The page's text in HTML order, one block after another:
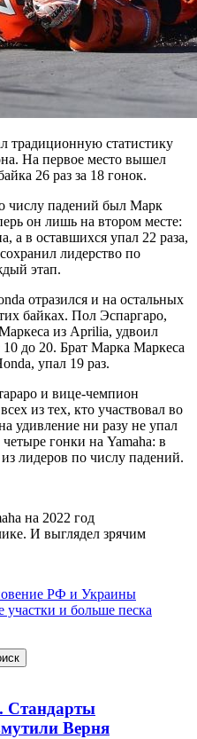
традиционную статистику
На первое место вышел
26 раз за 18 гонок.
числу падений был Марк
он лишь на втором месте:
а в оставшихся упал 22 раза,
лидерство по
этап.
отразился и на остальных
байках. Пол Эспаргаро,
из Aprilia, удвоил
10 до 20. Брат Марка Маркеса
упал 19 раз.
и вице-чемпион
из тех, кто участвовал во
удивление ни разу не упал
гонки на Yamaha: в
лидеров по числу падений.
на 2022 год
И выглядел зрячим
РФ и Украины
и больше песка
Стандарты
Верня